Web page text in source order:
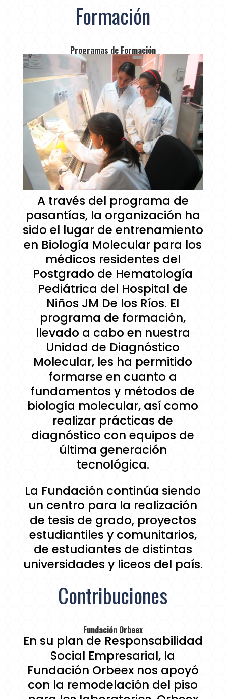
Formación
Programas de Formación
A través del programa de
pasantías, la organización ha
sido el lugar de entrenamiento
en Biología Molecular para los
médicos residentes del
Postgrado de Hematología
Pediátrica del Hospital de
Niños JM De los Ríos. El
programa de formación,
llevado a cabo en nuestra
Unidad de Diagnóstico
Molecular, les ha permitido
formarse en cuanto a
fundamentos y métodos de
biología molecular, así como
realizar prácticas de
diagnóstico con equipos de
última generación
tecnológica.
La Fundación continúa siendo
un centro para la realización
de tesis de grado, proyectos
estudiantiles y comunitarios,
de estudiantes de distintas
universidades y liceos del país.
Contribuciones
Fundación Orbeex
En su plan de Responsabilidad
Social Empresarial, la
Fundación Orbeex nos apoyó
con la remodelación del piso